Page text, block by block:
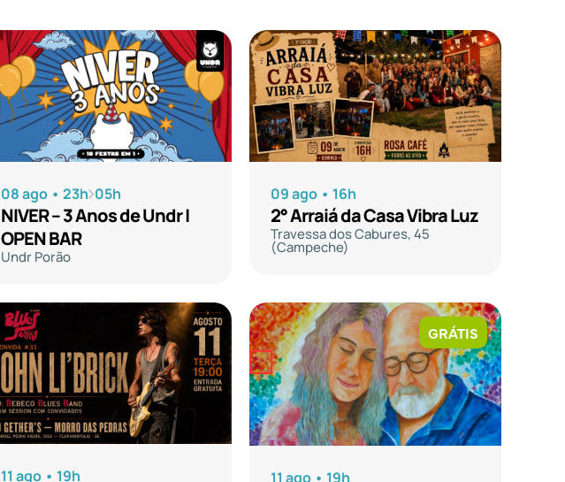
08 ago • 23h 05h
NIVER – 3 Anos de Undr |
OPEN BAR
Undr Porão
09 ago • 16h
2° Arraiá da Casa Vibra Luz
Travessa dos Cabures, 45
(Campeche)
11 ago • 19h
GRÁTIS
11 ago • 19h